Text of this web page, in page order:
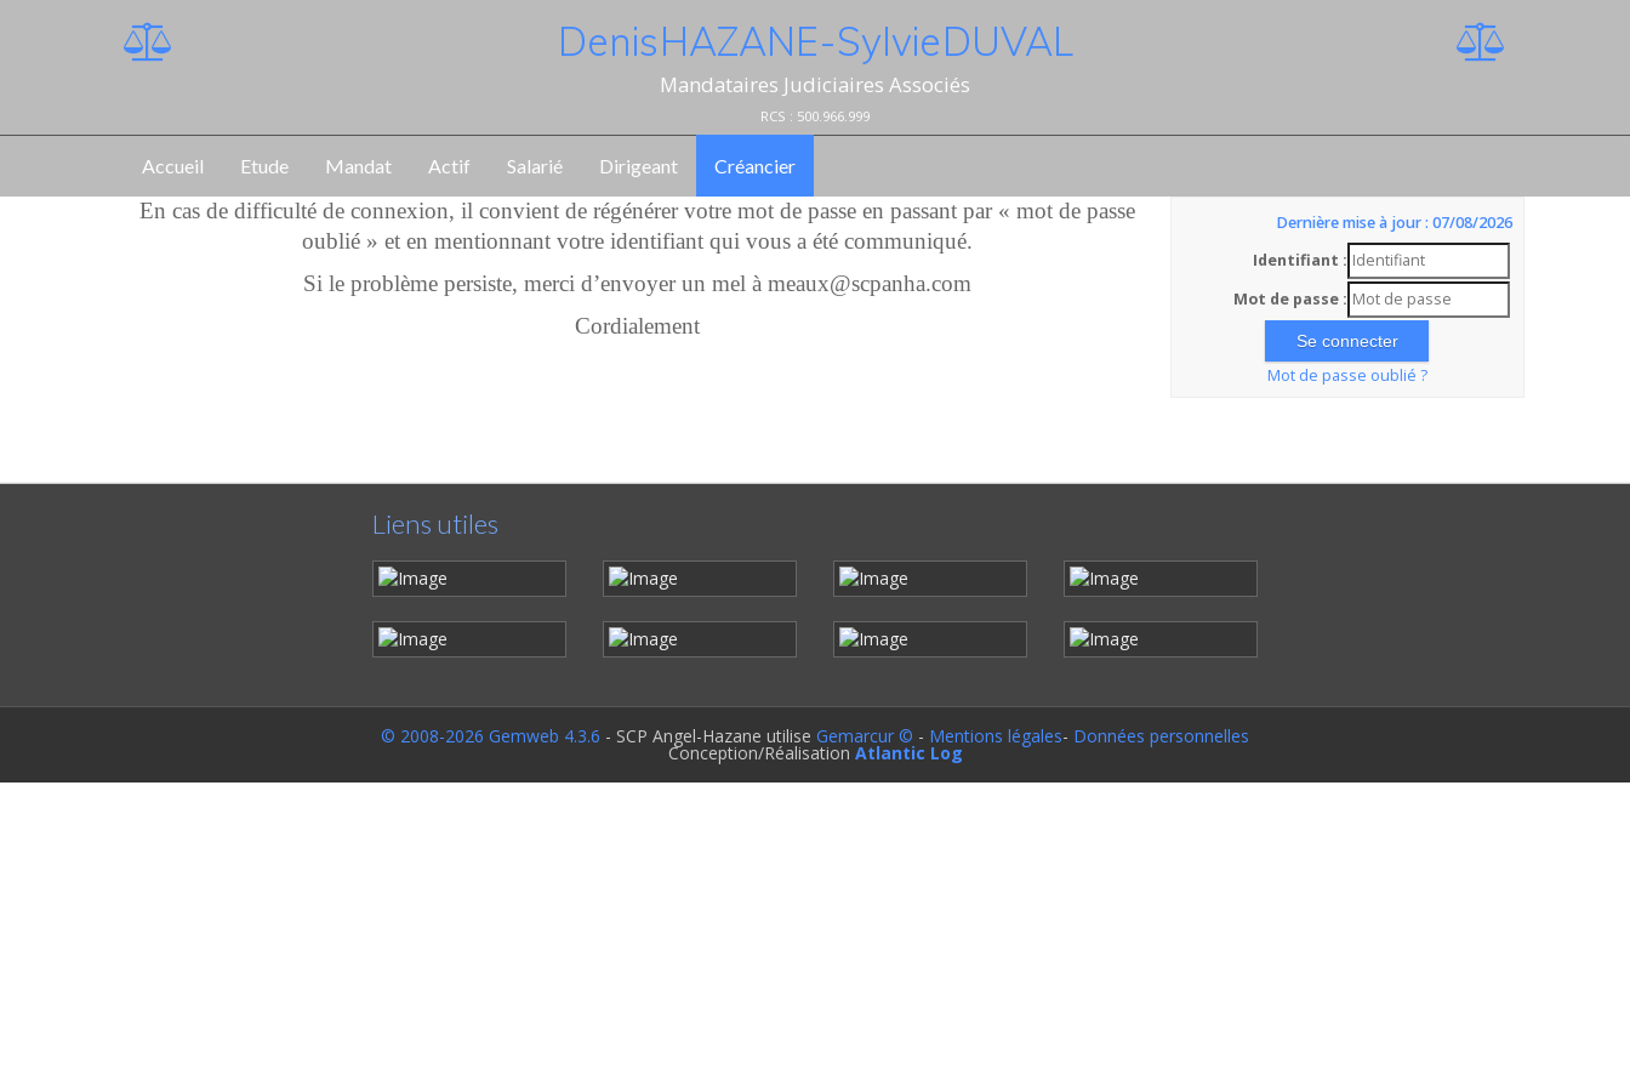
Denis HAZANE - Sylvie DUVAL
Mandataires Judiciaires Associés
RCS : 500.966.999
Accueil Etude Mandat Actif Salarié Dirigeant Créancier
En cas de difficulté de connexion, il convient de régénérer votre mot de passe en passant par « mot de passe
oublié » et en mentionnant votre identifiant qui vous a été communiqué.
Si le problème persiste, merci d’envoyer un mel à meaux@scpanha.com
Cordialement
Dernière mise à jour : 07/08/2026
Identifiant :
Mot de passe :
Mot de passe oublié ?
Liens utiles
© 2008-2026 Gemweb 4.3.6 - SCP Angel-Hazane utilise Gemarcur © - Mentions légales- Données personnelles
Conception/Réalisation Atlantic Log